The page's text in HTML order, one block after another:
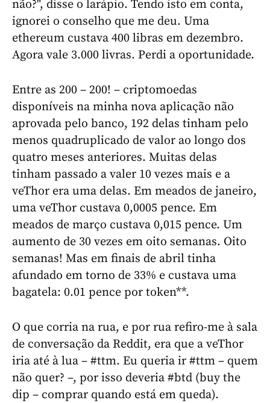
não?", disse o larápio. Tendo isto em conta,
ignorei o conselho que me deu. Uma
ethereum custava 400 libras em dezembro.
Agora vale 3.000 livras. Perdi a oportunidade.
Entre as 200 – 200! – criptomoedas
disponíveis na minha nova aplicação não
aprovada pelo banco, 192 delas tinham pelo
menos quadruplicado de valor ao longo dos
quatro meses anteriores. Muitas delas
tinham passado a valer 10 vezes mais e a
veThor era uma delas. Em meados de janeiro,
uma veThor custava 0,0005 pence. Em
meados de março custava 0,015 pence. Um
aumento de 30 vezes em oito semanas. Oito
semanas! Mas em finais de abril tinha
afundado em torno de 33% e custava uma
bagatela: 0.01 pence por token**.
O que corria na rua, e por rua refiro-me à sala
de conversação da Reddit, era que a veThor
iria até à lua – #ttm. Eu queria ir #ttm – quem
não quer? –, por isso deveria #btd (buy the
dip – comprar quando está em queda).